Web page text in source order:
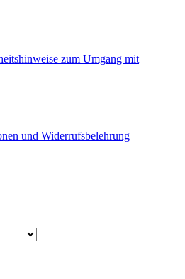
zum Umgang mit
und Widerrufsbelehrung